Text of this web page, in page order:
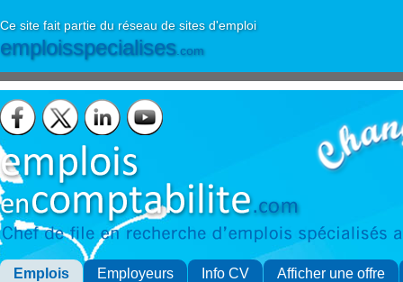
Ce site fait partie du réseau de sites d'emploi
emploisspecialises.com
Emplois Employeurs Info CV Afficher une offre